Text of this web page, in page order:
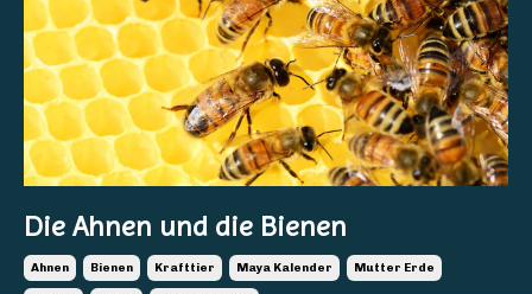
Die Ahnen und die Bienen
Ahnen Bienen Krafttier Maya Kalender Mutter Erde